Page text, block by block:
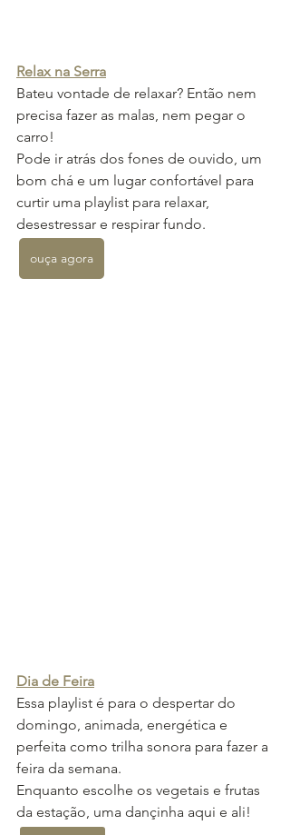
Relax na Serra
Bateu vontade de relaxar? Então nem
precisa fazer as malas, nem pegar o
carro!
Pode ir atrás dos fones de ouvido, um
bom chá e um lugar confortável para
curtir uma playlist para relaxar,
desestressar e respirar fundo.
ouça agora
Dia de Feira
Essa playlist é para o despertar do
domingo, animada, energética e
perfeita como trilha sonora para fazer a
feira da semana.
Enquanto escolhe os vegetais e frutas
da estação, uma dançinha aqui e ali!